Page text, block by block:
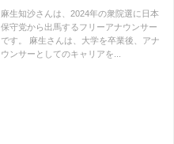
ついて！現在の活動は？
麻生知沙さんは、2024年の衆院選に日本
保守党から出馬するフリーアナウンサー
です。 麻生さんは、大学を卒業後、アナ
ウンサーとしてのキャリアを...